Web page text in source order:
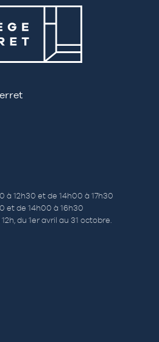
12h30 et de 14h00 à 17h30
et de 14h00 à 16h30
du 1er avril au 31 octobre.